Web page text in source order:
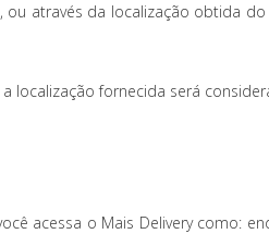
através da localização obtida do
localização fornecida será
acessa o Mais Delivery como: